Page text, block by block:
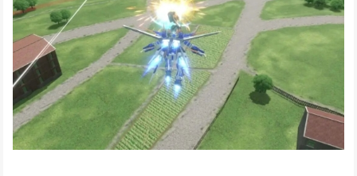
按下技能2键。快速朝目标突进后进行格斗攻击，之后后撤位移
并对目标发射两发光束攻击，突进期间防御正面远程伤害。